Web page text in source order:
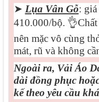
➤ Lụa Vân Gỗ:
410.000/bộ. 👌
nên mặc vô cùng
mát, rũ và không
Ngoài ra, Vải Áo
dài đồng phục
kế theo yêu cầu